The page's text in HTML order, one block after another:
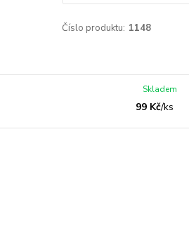
Číslo produktu: 1148
99 Kč/ks
Skladem